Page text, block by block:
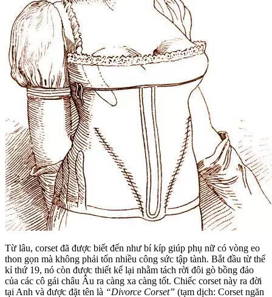
Từ lâu, corset đã được biết đến như bí kíp giúp phụ nữ có vòng eo
thon gọn mà không phải tốn nhiều công sức tập tành. Bắt đầu từ thế
kỉ thứ 19, nó còn được thiết kế lại nhằm tách rời đôi gò bồng đảo
của các cô gái châu Âu ra càng xa càng tốt. Chiếc corset này ra đời
tại Anh và được đặt tên là “Divorce Corset” (tạm dịch: Corset ngăn